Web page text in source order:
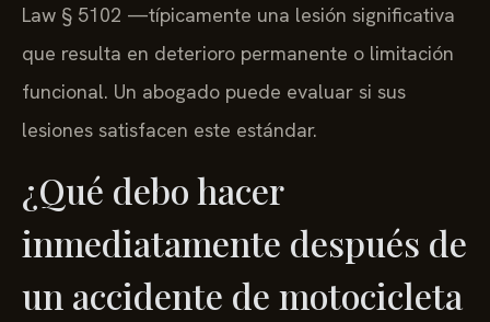
Law § 5102 —típicamente una lesión significativa
que resulta en deterioro permanente o limitación
funcional. Un abogado puede evaluar si sus
lesiones satisfacen este estándar.
¿Qué debo hacer
inmediatamente después de
un accidente de motocicleta